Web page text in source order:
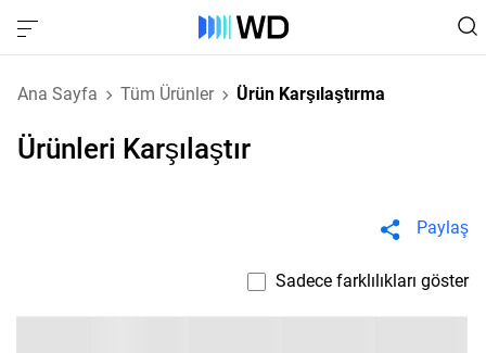
Ana Sayfa Tüm Ürünler Ürün Karşılaştırma
Ürünleri Karşılaştır
Paylaş
Sadece farklılıkları göster